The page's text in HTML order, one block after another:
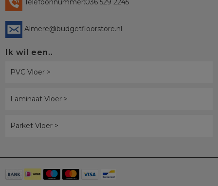
Telefoonnummer:036 529 2245
Almere@budgetfloorstore.nl
Ik wil een..
PVC Vloer >
Laminaat Vloer >
Parket Vloer >